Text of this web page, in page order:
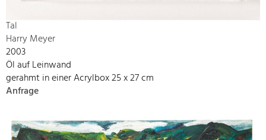
Tal
Harry Meyer
2003
Öl auf Leinwand
gerahmt in einer Acrylbox 25 x 27 cm
Anfrage